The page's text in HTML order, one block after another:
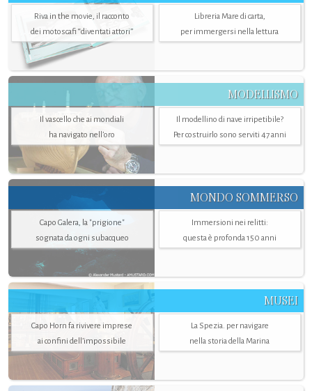
Riva in the movie, il racconto
dei motoscafi “diventati attori”
Libreria Mare di carta,
per immergersi nella lettura
MODELLISMO
Il vascello che ai mondiali
ha navigato nell’oro
Il modellino di nave irripetibile?
Per costruirlo sono serviti 47 anni
MONDO SOMMERSO
Capo Galera, la "prigione"
sognata da ogni subacqueo
Immersioni nei relitti:
questa è profonda 150 anni
MUSEI
Capo Horn fa rivivere imprese
ai confini dell’impossibile
La Spezia. per navigare
nella storia della Marina